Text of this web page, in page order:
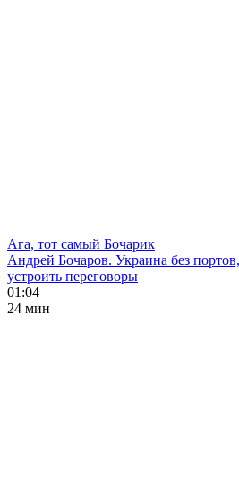
Ага, тот самый Бочарик
Андрей Бочаров. Украина без
устроить переговоры
01:04
24 мин